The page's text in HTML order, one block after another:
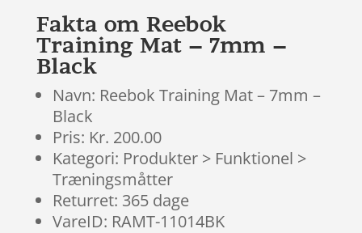
mmelser
Fakta om Reebok
Training Mat – 7mm –
Black
Navn: Reebok Training Mat – 7mm –
Black
Pris: Kr. 200.00
Kategori: Produkter > Funktionel >
Træningsmåtter
Returret: 365 dage
VareID: RAMT-11014BK